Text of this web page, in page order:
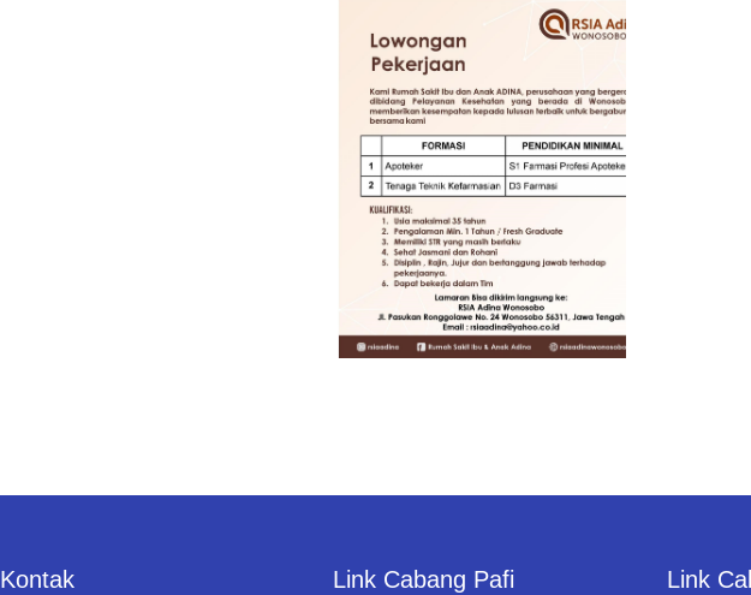
TENAGA
TEKNIS
KEFARMASIAN
DI RSIA ADINA
WONOSOBO
DIBUTUHKAN SEGERA
TENAGA TEKNIS
KEFARMASIAN DI
RUMAH SAKIT IBU
DAN ANAK ADINA
Kontak Link Cabang Pafi Link